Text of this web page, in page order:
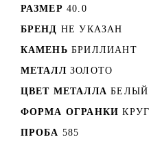
РАЗМЕР 40.0
БРЕНД НЕ УКАЗАН
КАМЕНЬ БРИЛЛИАНТ
МЕТАЛЛ ЗОЛОТО
ЦВЕТ МЕТАЛЛА БЕЛЫЙ
ФОРМА ОГРАНКИ КРУГ
ПРОБА 585